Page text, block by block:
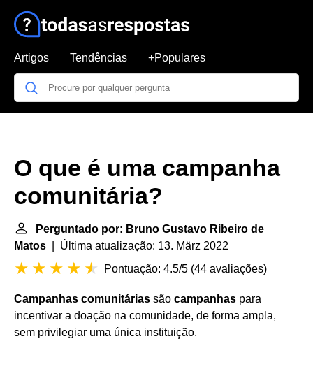
Artigos Tendências +Populares
O que é uma campanha
comunitária?
Perguntado por: Bruno Gustavo Ribeiro de
Matos | Última atualização: 13. März 2022
Pontuação: 4.5/5 (44 avaliações)
Campanhas comunitárias são campanhas para
incentivar a doação na comunidade, de forma ampla,
sem privilegiar uma única instituição.